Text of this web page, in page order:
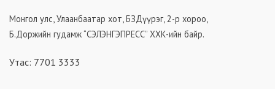
Монгол улс, Улаанбаатар хот, БЗДүүрэг, 2-р хороо,
Б.Доржийн гудамж “СЭЛЭНГЭПРЕСС” ХХК-ийн байр.
Утас: 7701 3333